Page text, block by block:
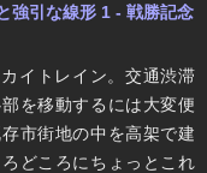
強引な線形 1 - 戦勝記念
イトレイン。交通渋滞
を移動するには大変便
市街地の中を高架で建
どころにちょっとこれ